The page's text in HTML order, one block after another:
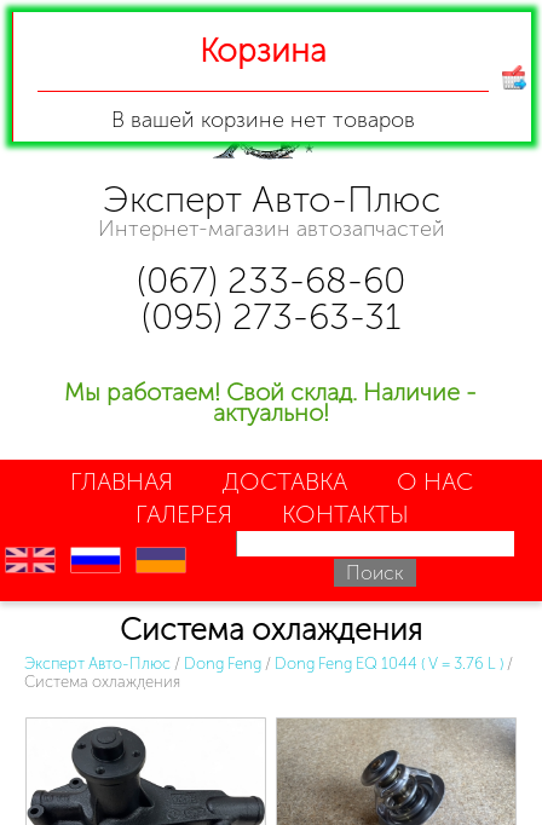
Эксперт Авто-Плюс
Интернет-магазин автозапчастей
(067) 233-68-60
(095) 273-63-31
Мы работаем! Свой склад. Наличие -
актуально!
ГЛАВНАЯ ДОСТАВКА
О НАС
ГАЛЕРЕЯ
КОНТАКТЫ
en ru uk
Система охлаждения
Эксперт Авто-Плюс / Dong Feng / Dong Feng EQ 1044 ( V = 3.76 L ) /
Система охлаждения
Корзина
В вашей корзине нет товаров